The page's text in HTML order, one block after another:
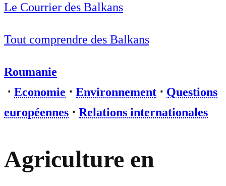
Le Courrier des Balkans
Tout comprendre des Balkans
Roumanie
⋅ Economie ⋅ Environnement ⋅ Questions
européennes ⋅ Relations internationales
Agriculture en